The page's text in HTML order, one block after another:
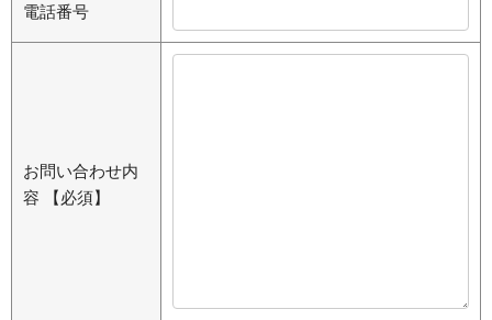
電話番号
お問い合わせ内
容
【必須】